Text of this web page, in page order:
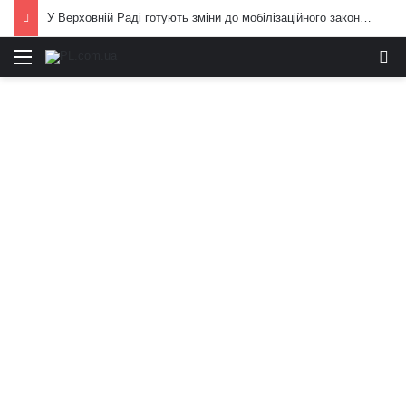
У Верховній Раді готують зміни до мобілізаційного законодавства: що запропонували депутати
Меню